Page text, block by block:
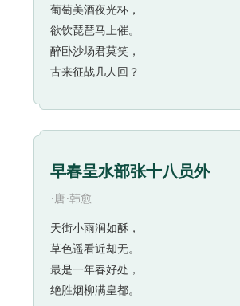
葡萄美酒夜光杯，
欲饮琵琶马上催。
醉卧沙场君莫笑，
古来征战几人回？
早春呈水部张十八员外
·唐·韩愈
天街小雨润如酥，
草色遥看近却无。
最是一年春好处，
绝胜烟柳满皇都。